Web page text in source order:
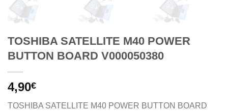
TOSHIBA SATELLITE M40 POWER
BUTTON BOARD V000050380
4,90€
TOSHIBA SATELLITE M40 POWER BUTTON BOARD